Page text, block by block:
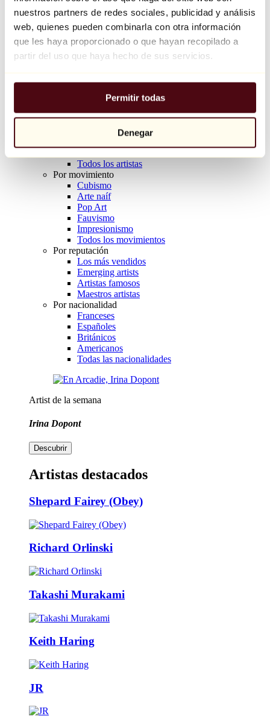
nuestros partners de redes sociales, publicidad y análisis
web, quienes pueden combinarla con otra información
que les haya proporcionado o que hayan recopilado a
partir del uso que haya hecho de sus servicios.
Permitir todas
Denegar
Balloon Dog (Orange)
Jeff Koons
10.000 €
Explorar
Todos los escultores
Todos los fotógrafos
Todos los artistas
Por movimiento
Cubismo
Arte naíf
Pop Art
Fauvismo
Impresionismo
Todos los movimientos
Por reputación
Los más vendidos
Emerging artists
Artistas famosos
Maestros artistas
Por nacionalidad
Franceses
Españoles
Británicos
Americanos
Todas las nacionalidades
Artist de la semana
Irina Dopont
Descubrir
Artistas destacados
Shepard Fairey (Obey)
Richard Orlinski
Takashi Murakami
Keith Haring
JR